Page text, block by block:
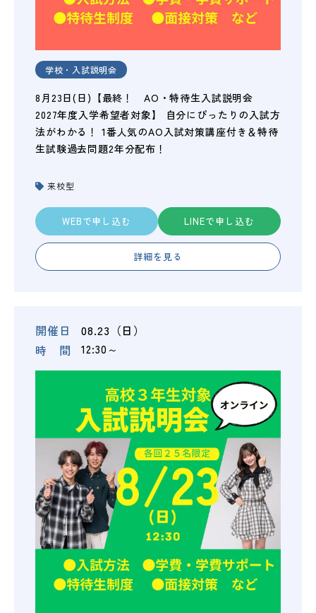
学校・入試説明会
8月23日(日)【最終！ AO・特待生入試説明会
2027年度入学希望者対象】 自分にぴったりの入試方
法がわかる！ 1番人気のAO入試対策講座付き＆特待
生試験過去問題2年分配布！
来校型
WEBで申し込む LINEで申し込む
詳細を見る
開催日
08.23（日）
時 間
12:30～